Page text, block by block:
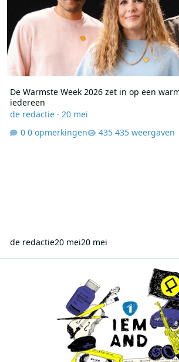
De Warmste Week 2026 zet in op een
iedereen
de redactie· 20 mei
0 opmerkingen
435 weergaven
de redactie20 mei20 mei